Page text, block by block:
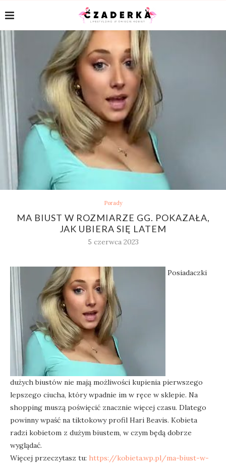
Porady
MA BIUST W ROZMIARZE GG. POKAZAŁA,
JAK UBIERA SIĘ LATEM
5 czerwca 2023
Posiadaczki
dużych biustów nie mają możliwości kupienia pierwszego
lepszego ciucha, który wpadnie im w ręce w sklepie. Na
shopping muszą poświęcić znacznie więcej czasu. Dlatego
powinny wpaść na tiktokowy profil Hari Beavis. Kobieta
radzi kobietom z dużym biustem, w czym będą dobrze
wyglądać.
Więcej przeczytasz tu: https://kobieta.wp.pl/ma-biust-w-